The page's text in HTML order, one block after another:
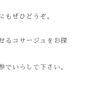
もぜひどうぞ。
るコサージュをお探
でいらして下さい。